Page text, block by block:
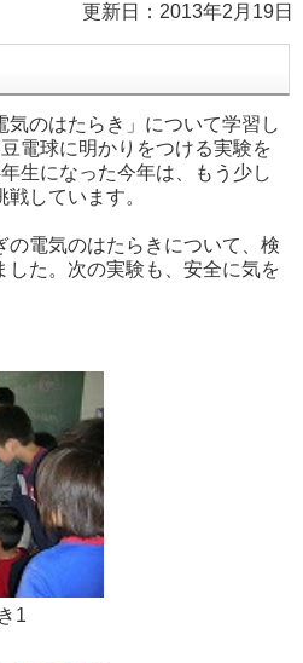
更新日：2013年2月19日
のはたらき」について学習し
電球に明かりをつける実験を
生になった今年は、もう少し
しています。
電気のはたらきについて、検
した。次の実験も、安全に気を
1